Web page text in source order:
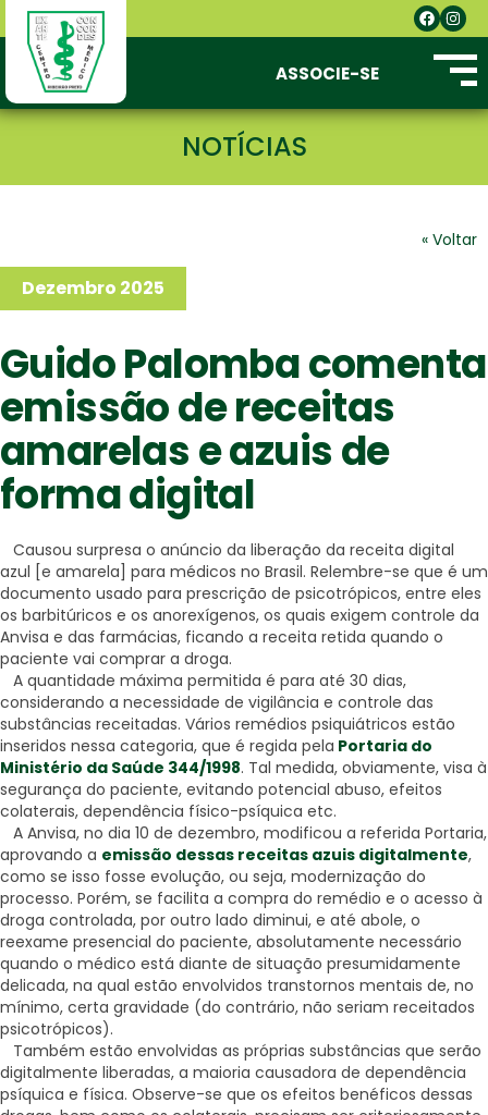
ASSOCIE-SE
NOTÍCIAS
« Voltar
Dezembro 2025
Guido Palomba comenta
emissão de receitas
amarelas e azuis de
forma digital
Causou surpresa o anúncio da liberação da receita digital
azul [e amarela] para médicos no Brasil. Relembre-se que é um
documento usado para prescrição de psicotrópicos, entre eles
os barbitúricos e os anorexígenos, os quais exigem controle da
Anvisa e das farmácias, ficando a receita retida quando o
paciente vai comprar a droga.
A quantidade máxima permitida é para até 30 dias,
considerando a necessidade de vigilância e controle das
substâncias receitadas. Vários remédios psiquiátricos estão
inseridos nessa categoria, que é regida pela Portaria do
Ministério da Saúde 344/1998. Tal medida, obviamente, visa à
segurança do paciente, evitando potencial abuso, efeitos
colaterais, dependência físico-psíquica etc.
A Anvisa, no dia 10 de dezembro, modificou a referida Portaria,
aprovando a emissão dessas receitas azuis digitalmente,
como se isso fosse evolução, ou seja, modernização do
processo. Porém, se facilita a compra do remédio e o acesso à
droga controlada, por outro lado diminui, e até abole, o
reexame presencial do paciente, absolutamente necessário
quando o médico está diante de situação presumidamente
delicada, na qual estão envolvidos transtornos mentais de, no
mínimo, certa gravidade (do contrário, não seriam receitados
psicotrópicos).
Também estão envolvidas as próprias substâncias que serão
digitalmente liberadas, a maioria causadora de dependência
psíquica e física. Observe-se que os efeitos benéficos dessas